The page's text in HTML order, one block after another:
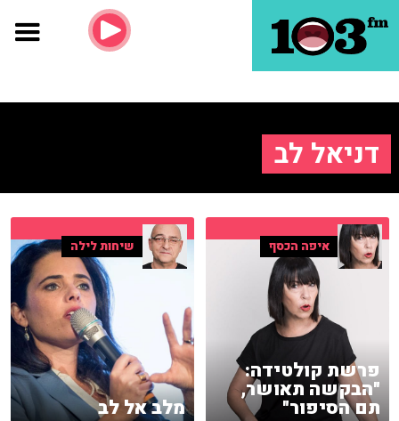
דניאל לב
איפה הכסף
פרשת קולטידה:
"הבקשה תאושר,
תם הסיפור"
שיחות לילה
מלב אל לב